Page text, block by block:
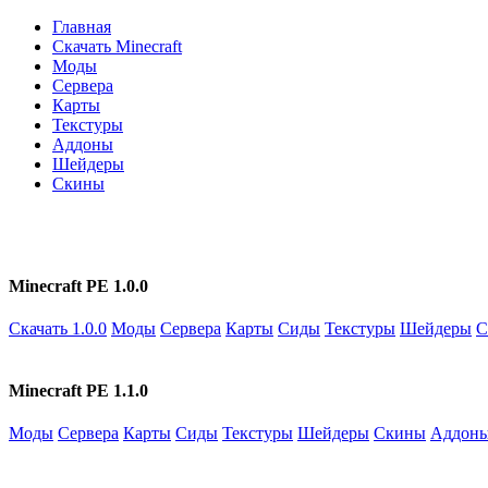
Главная
Скачать Minecraft
Моды
Сервера
Карты
Текстуры
Аддоны
Шейдеры
Скины
Minecraft PE 1.0.0
Скачать 1.0.0 Моды Сервера Карты Сиды Текстуры Шейдеры
Minecraft PE 1.1.0
Моды Сервера Карты Сиды Текстуры Шейдеры Скины